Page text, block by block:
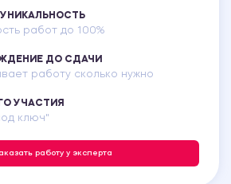
работ до 100%
ДО СДАЧИ
работу сколько нужно
УЧАСТИЯ
ключ"
работу у эксперта